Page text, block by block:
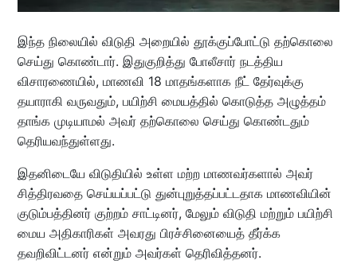
இந்த நிலையில் விடுதி அறையில் தூக்குப்போட்டு தற்கொலை
செய்து கொண்டார். இதுகுறித்து போலீசார் நடத்திய
விசாரணையில், மாணவி 18 மாதங்களாக நீட் தேர்வுக்கு
தயாராகி வருவதும், பயிற்சி மையத்தில் கொடுத்த அழுத்தம்
தாங்க முடியாமல் அவர் தற்கொலை செய்து கொண்டதும்
தெரியவந்துள்ளது.
இதனிடையே விடுதியில் உள்ள மற்ற மாணவர்களால் அவர்
சித்திரவதை செய்யப்பட்டு துன்புறுத்தப்பட்டதாக மாணவியின்
குடும்பத்தினர் குற்றம் சாட்டினர், மேலும் விடுதி மற்றும் பயிற்சி
மைய அதிகாரிகள் அவரது பிரச்சினையைத் தீர்க்க
தவறிவிட்டனர் என்றும் அவர்கள் தெரிவித்தனர்.